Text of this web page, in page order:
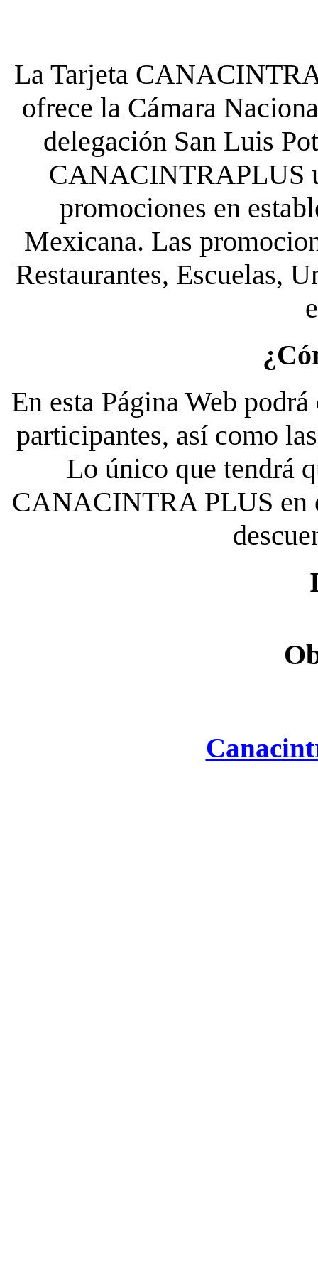
La Tarjeta
ofrece la Cámara
delegación San Luis
CANACINTRAPLUS
promociones en
Mexicana. Las
Restaurantes, Escuelas,
En esta Página Web
participantes, así como
Lo único que tendrá
CANACINTRA PLUS en